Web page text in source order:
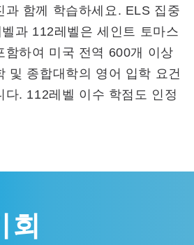
과 함께 학습하세요. ELS 집중
과 112레벨은 세인트 토마스
함하여 미국 전역 600개 이상
및 종합대학의 영어 입학 요건
다. 112레벨 이수 학점도 인정
회